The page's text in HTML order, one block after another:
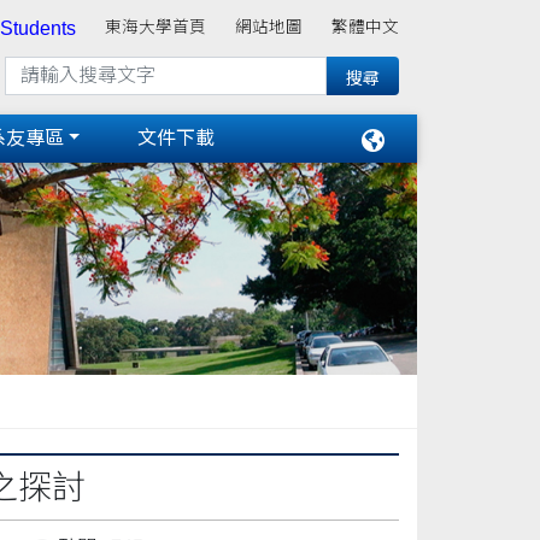
東海大學首頁 網站地圖 繁體中文
友專區 文件下載
探討